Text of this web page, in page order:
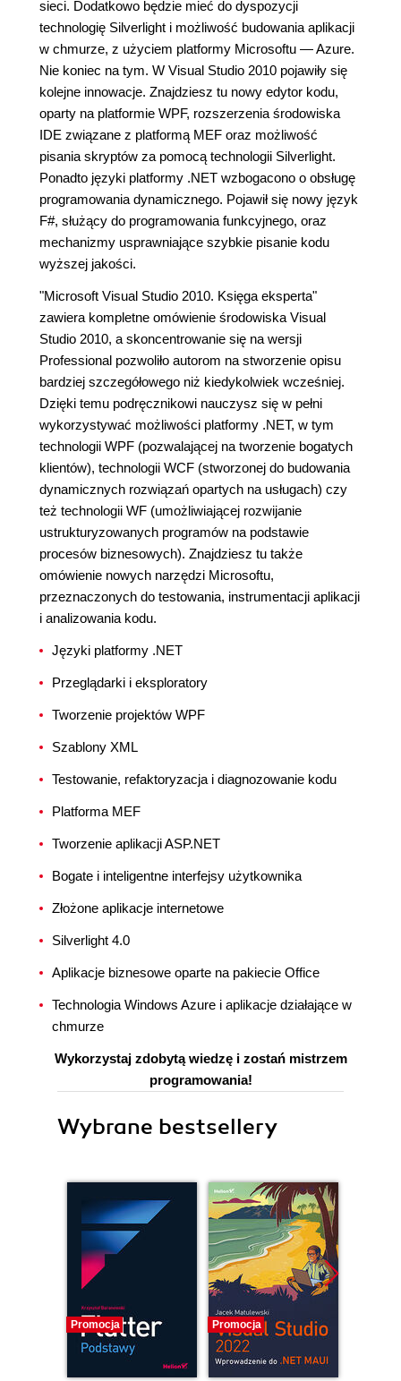
sieci. Dodatkowo będzie mieć do dyspozycji
technologię Silverlight i możliwość budowania aplikacji
w chmurze, z użyciem platformy Microsoftu — Azure.
Nie koniec na tym. W Visual Studio 2010 pojawiły się
kolejne innowacje. Znajdziesz tu nowy edytor kodu,
oparty na platformie WPF, rozszerzenia środowiska
IDE związane z platformą MEF oraz możliwość
pisania skryptów za pomocą technologii Silverlight.
Ponadto języki platformy .NET wzbogacono o obsługę
programowania dynamicznego. Pojawił się nowy język
F#, służący do programowania funkcyjnego, oraz
mechanizmy usprawniające szybkie pisanie kodu
wyższej jakości.
"Microsoft Visual Studio 2010. Księga eksperta"
zawiera kompletne omówienie środowiska Visual
Studio 2010, a skoncentrowanie się na wersji
Professional pozwoliło autorom na stworzenie opisu
bardziej szczegółowego niż kiedykolwiek wcześniej.
Dzięki temu podręcznikowi nauczysz się w pełni
wykorzystywać możliwości platformy .NET, w tym
technologii WPF (pozwalającej na tworzenie bogatych
klientów), technologii WCF (stworzonej do budowania
dynamicznych rozwiązań opartych na usługach) czy
też technologii WF (umożliwiającej rozwijanie
ustrukturyzowanych programów na podstawie
procesów biznesowych). Znajdziesz tu także
omówienie nowych narzędzi Microsoftu,
przeznaczonych do testowania, instrumentacji aplikacji
i analizowania kodu.
Języki platformy .NET
Przeglądarki i eksploratory
Tworzenie projektów WPF
Szablony XML
Testowanie, refaktoryzacja i diagnozowanie kodu
Platforma MEF
Tworzenie aplikacji ASP.NET
Bogate i inteligentne interfejsy użytkownika
Złożone aplikacje internetowe
Silverlight 4.0
Aplikacje biznesowe oparte na pakiecie Office
Technologia Windows Azure i aplikacje działające w
chmurze
Wykorzystaj zdobytą wiedzę i zostań mistrzem
programowania!
Wybrane bestsellery
Promocja Promocja